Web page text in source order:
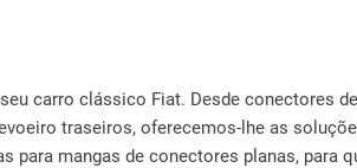
carro clássico Fiat. Desde conectores
traseiros, oferecemos-lhe as
mangas de conectores planas, para